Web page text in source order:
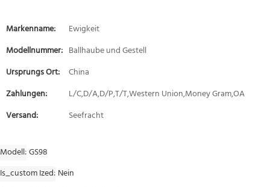
Markenname:
Ewigkeit
Modellnummer: Ballhaube und Gestell
Ursprungs Ort:
China
Zahlungen:
L/C,D/A,D/P,T/T,Western Union,Money Gram,OA
Versand:
Seefracht
Modell GS98
Is_custom Ized Nein